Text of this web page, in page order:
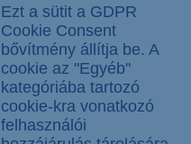
Ezt a sütit a GDPR
Cookie Consent
bővítmény állítja be. A
cookie az "Egyéb"
kategóriába tartozó
cookie-kra vonatkozó
felhasználói